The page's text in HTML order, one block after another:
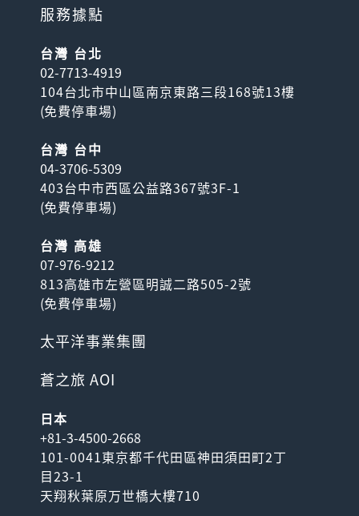
服務據點
台灣 台北
02-7713-4919
104台北市中山區南京東路三段168號13樓
(免費停車場)
台灣 台中
04-3706-5309
403台中市西區公益路367號3F-1
(免費停車場)
台灣 高雄
07-976-9212
813高雄市左營區明誠二路505-2號
(免費停車場)
太平洋事業集團
蒼之旅 AOI
日本
+81-3-4500-2668
101-0041東京都千代田區神田須田町2丁
目23-1
天翔秋葉原万世橋大樓710